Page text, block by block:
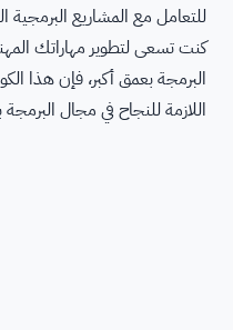
للتعامل مع المشاريع البرمجية
كنت تسعى لتطوير مهاراتك
البرمجة بعمق أكبر، فإن هذا
اللازمة للنجاح في مجال